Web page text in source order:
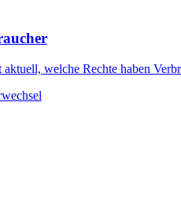
welche Rechte haben